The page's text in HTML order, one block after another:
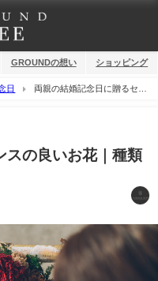
GROUNDの想い ショッピング
日
両親の結婚記念日に贈るセン
スの良いお花｜種類